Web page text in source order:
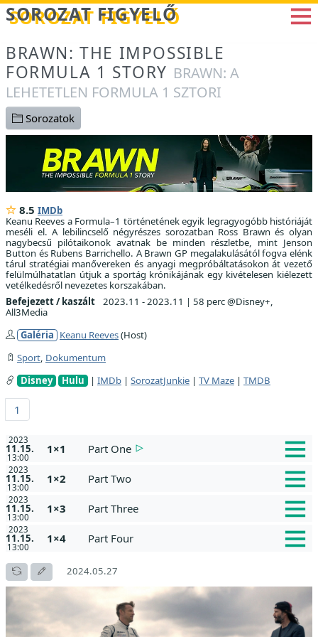
Betöltés...
SOROZAT FIGYELŐ
BRAWN: THE IMPOSSIBLE
FORMULA 1 STORY BRAWN: A
LEHETETLEN FORMULA 1 SZTORI
Sorozatok
8.5 IMDb
Keanu Reeves a Formula–1 történetének egyik legragyogóbb históriáját
meséli el. A lebilincselő négyrészes sorozatban Ross Brawn és olyan
nagybecsű pilótaikonok avatnak be minden részletbe, mint Jenson
Button és Rubens Barrichello. A Brawn GP megalakulásától fogva elénk
tárul stratégiai manővereken és anyagi megpróbáltatásokon át vezető
felülmúlhatatlan útjuk a sportág krónikájának egy kivételesen kiélezett
vetélkedésről nevezetes korszakában.
Befejezett / kaszált
2023.11 - 2023.11 | 58 perc @Disney+,
All3Media
Galéria Keanu Reeves(Host)
Sport, Dokumentum
Disney
Hulu | IMDb | SorozatJunkie | TV Maze | TMDB
1
2023
11.15.
13:00
1×1 Part One
2023
11.15.
13:00
1×2 Part Two
2023
11.15.
13:00
1×3 Part Three
2023
11.15.
13:00
1×4 Part Four
2024.05.27